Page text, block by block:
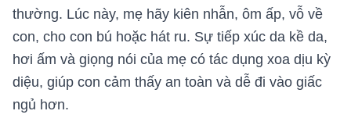
thường. Lúc này, mẹ hãy kiên nhẫn, ôm ấp, vỗ về
con, cho con bú hoặc hát ru. Sự tiếp xúc da kề da,
hơi ấm và giọng nói của mẹ có tác dụng xoa dịu kỳ
diệu, giúp con cảm thấy an toàn và dễ đi vào giấc
ngủ hơn.